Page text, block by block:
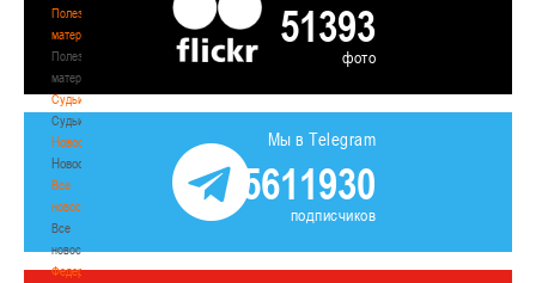
Полезные
материалы
Полезные
материалы
Судьи
Судьи
Новости
Новости
Все
новости
Все
новости
Федерация
51393
фото
Мы в Telegram
5611930
подписчиков